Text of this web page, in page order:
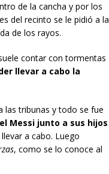
de la cancha y por los
del recinto se le pidió a la
de los rayos.
contar con tormentas
llevar a cabo la
las tribunas y todo se fue
Messi junto a sus hijos
a cabo. Luego
, como se lo conoce al